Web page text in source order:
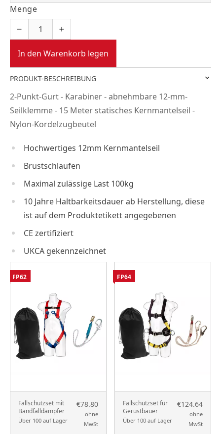
Menge
In den Warenkorb legen
PRODUKT-BESCHREIBUNG
2-Punkt-Gurt - Karabiner - abnehmbare 12-mm-
Seilklemme - 15 Meter statisches Kernmantelseil -
Nylon-Kordelzugbeutel
Hochwertiges 12mm Kernmantelseil
Brustschlaufen
Maximal zulässige Last 100kg
10 Jahre Haltbarkeitsdauer ab Herstellung, diese
ist auf dem Produktetikett angegebenen
CE zertifiziert
UKCA gekennzeichnet
Fallschutzset mit
Bandfalldämpfer
Über 100 auf Lager
€78.80
ohne
MwSt
FP62
Fallschutzset für
Gerüstbauer
Über 100 auf Lager
€124.64
ohne
MwSt
FP64